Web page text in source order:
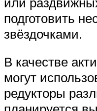
подготовить
звёздочками.
В качестве
могут
редукторы